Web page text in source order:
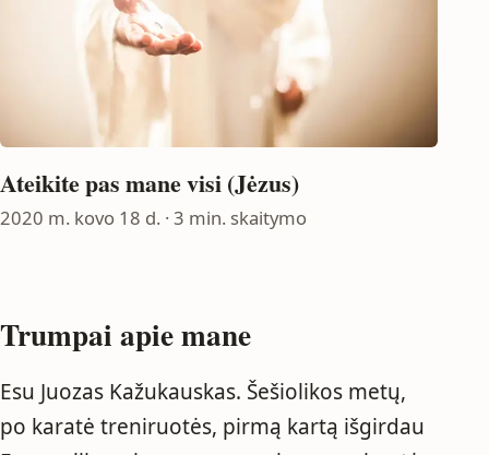
Ateikite pas mane visi (Jėzus)
2020 m. kovo 18 d. · 3 min. skaitymo
Trumpai apie mane
Esu Juozas Kažukauskas. Šešiolikos metų,
po karatė treniruotės, pirmą kartą išgirdau